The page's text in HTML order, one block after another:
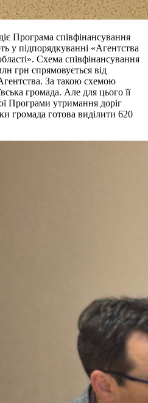
Програма співфінансування
у підпорядкуванні «Агентства
Схема співфінансування
грн спрямовується від
За такою схемою
громада. Але для цього її
Програми утримання доріг
громада готова виділити 620